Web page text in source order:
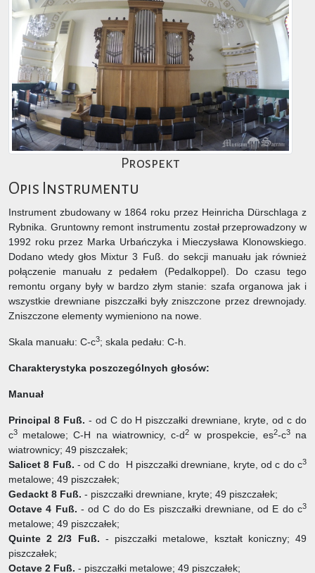
Prospekt
Opis Instrumentu
Instrument zbudowany w 1864 roku przez Heinricha Dürschlaga z
Rybnika. Gruntowny remont instrumentu został przeprowadzony w
1992 roku przez Marka Urbańczyka i Mieczysława Klonowskiego.
Dodano wtedy głos Mixtur 3 Fuß. do sekcji manuału jak również
połączenie manuału z pedałem (Pedalkoppel). Do czasu tego
remontu organy były w bardzo złym stanie: szafa organowa jak i
wszystkie drewniane piszczałki były zniszczone przez drewnojady.
Zniszczone elementy wymieniono na nowe.
Skala manuału: C-c3; skala pedału: C-h.
Charakterystyka poszczególnych głosów:
Manuał
Principal 8 Fuß. - od C do H piszczałki drewniane, kryte, od c do
c3 metalowe; C-H na wiatrownicy, c-d2 w prospekcie, es2-c3na
wiatrownicy; 49 piszczałek;
Salicet 8 Fuß. - od C do H piszczałki drewniane, kryte, od c do c3
metalowe; 49 piszczałek;
Gedackt 8 Fuß. - piszczałki drewniane, kryte; 49 piszczałek;
Octave 4 Fuß. - od C do do Es piszczałki drewniane, od E do c3
metalowe; 49 piszczałek;
Quinte 2 2/3 Fuß. - piszczałki metalowe, kształt koniczny; 49
piszczałek;
Octave 2 Fuß. - piszczałki metalowe; 49 piszczałek;